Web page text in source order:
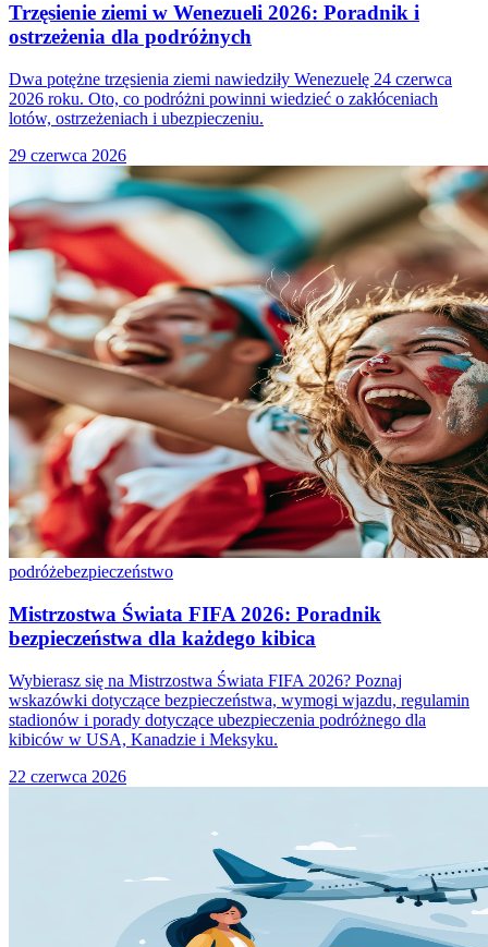
Trzęsienie ziemi w Wenezueli 2026: Poradnik i
ostrzeżenia dla podróżnych
Dwa potężne trzęsienia ziemi nawiedziły Wenezuelę 24 czerwca
2026 roku. Oto, co podróżni powinni wiedzieć o zakłóceniach
lotów, ostrzeżeniach i ubezpieczeniu.
29 czerwca 2026
podróżebezpieczeństwo
Mistrzostwa Świata FIFA 2026: Poradnik
bezpieczeństwa dla każdego kibica
Wybierasz się na Mistrzostwa Świata FIFA 2026? Poznaj
wskazówki dotyczące bezpieczeństwa, wymogi wjazdu, regulamin
stadionów i porady dotyczące ubezpieczenia podróżnego dla
kibiców w USA, Kanadzie i Meksyku.
22 czerwca 2026